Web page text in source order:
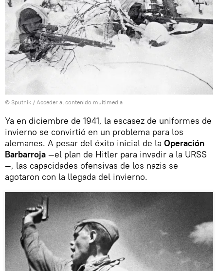
© Sputnik / Acceder al contenido multimedia
Ya en diciembre de 1941, la escasez de uniformes de
invierno se convirtió en un problema para los
alemanes. A pesar del éxito inicial de la Operación
Barbarroja —el plan de Hitler para invadir a la URSS
—, las capacidades ofensivas de los nazis se
agotaron con la llegada del invierno.